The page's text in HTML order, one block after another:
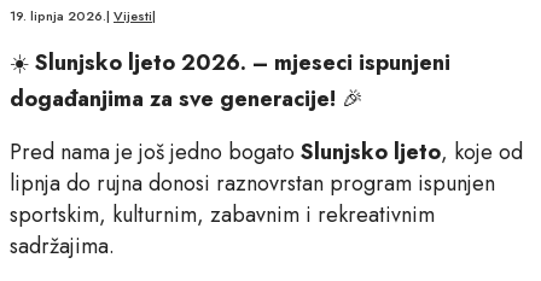
19. lipnja 2026.| Vijesti|
☀️Slunjsko ljeto 2026. – mjeseci ispunjeni
događanjima za sve generacije! 🎉
Pred nama je još jedno bogato Slunjsko ljeto, koje od
lipnja do rujna donosi raznovrstan program ispunjen
sportskim, kulturnim, zabavnim i rekreativnim
sadržajima.